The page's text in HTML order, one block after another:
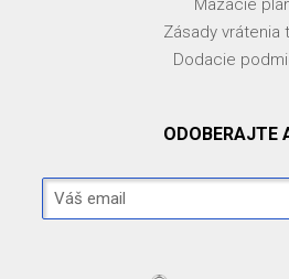
Zásady vrátenia
Dodacie
ODOBERAJTE